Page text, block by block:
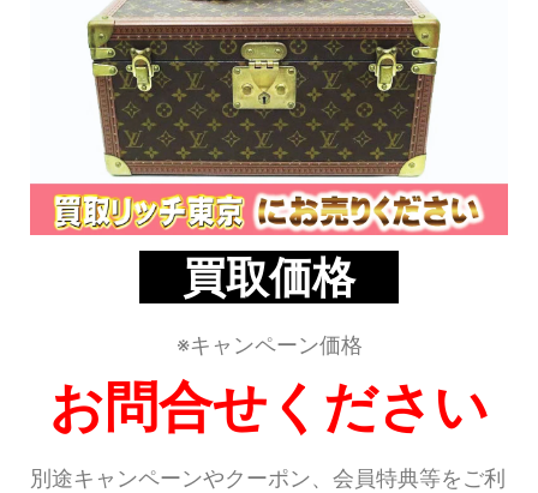
買取価格
※キャンペーン価格
お問合せください
別途キャンペーンやクーポン、会員特典等をご利